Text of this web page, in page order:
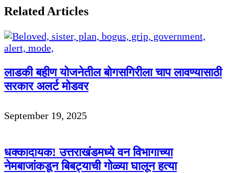
Related Articles
लाडकी बहीण योजनेतील बोगसगिरीला चाप लावण्यासाठी
सरकार अलर्ट मोडवर
September 19, 2025
धक्कादायक! उत्तराखंडमध्ये वन विभागाच्या
नेमबाजांकडून बिबट्याची गोळ्या घालून हत्या